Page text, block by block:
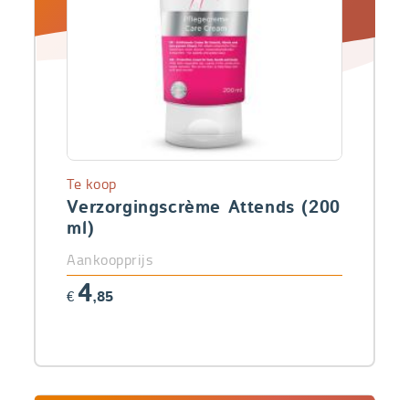
Verzorgingscrème Attends (200
ml)
Te koop
Aankoopprijs
€ 4,85